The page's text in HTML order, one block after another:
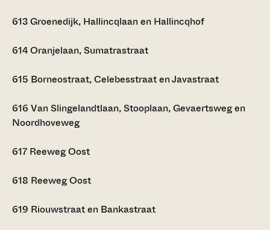
613Groenedijk, Hallincqlaan en Hallincqhof
614Oranjelaan, Sumatrastraat
615 Borneostraat, Celebesstraat en Javastraat
616 Van Slingelandtlaan, Stooplaan, Gevaertsweg en
Noordhoveweg
617 Reeweg Oost
618 Reeweg Oost
619 Riouwstraat en Bankastraat